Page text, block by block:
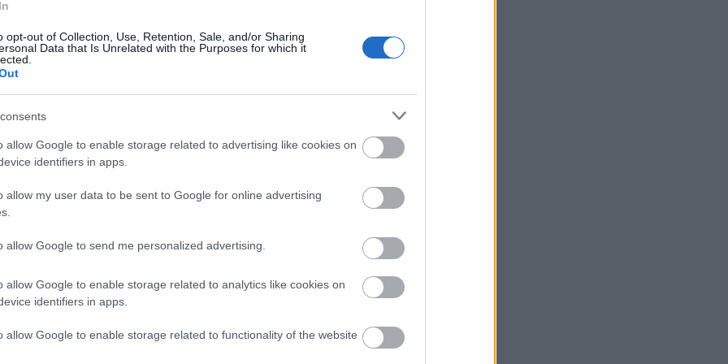
opt-out of Collection, Use, Retention, Sale, and/or Sharing
Data that Is Unrelated with the Purposes for which it
allow Google to enable storage related to advertising like cookies on
identifiers in apps.
allow my user data to be sent to Google for online advertising
allow Google to send me personalized advertising.
allow Google to enable storage related to analytics like cookies on
identifiers in apps.
allow Google to enable storage related to functionality of the website
flytande form. För dom som använder den flytande
tredje till femte pass) värma in nytt paraffin i skidan.
och att skidan inte torkar ur.
fluorfritt?
borta längre, och så glider det bättre. Jag har lyssnat
bedömningar så är den tidsmässiga skillnaden
och de bästa fluorfria produkterna i snitt fem
går det med fluoret. Sen är skillnaderna mellan fluor
väderlek; men å andra sidan är den ännu större
säger Majbäck.
vårt fluorfria vallasortiment ytterligare, men
helt fluorförbud att testmaskinen fungerar helt
att man direkt vid målgång kan se vem som är
skidor som vallamässigt följer de regler som finns,